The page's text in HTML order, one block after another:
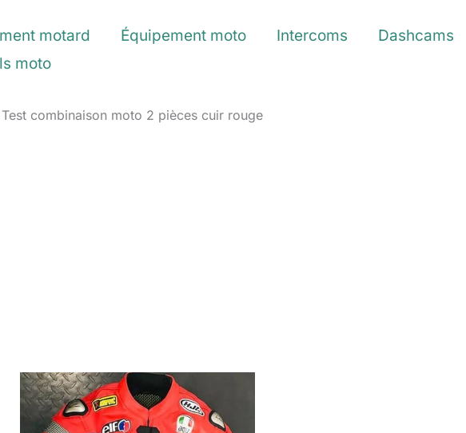
motard Équipement moto Intercoms Dashcams
moto
Test combinaison moto 2 pièces cuir rouge